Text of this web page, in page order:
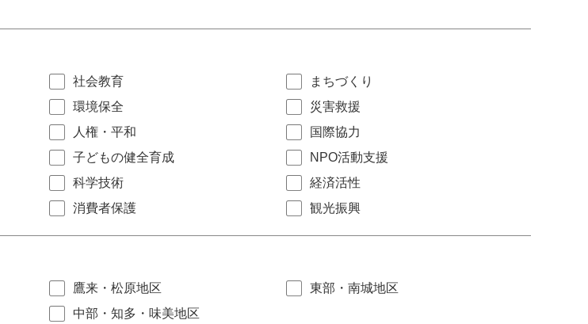
社会教育
まちづくり
環境保全
災害救援
人権・平和
国際協力
子どもの健全育成
NPO活動支援
科学技術
経済活性
消費者保護 観光振興
鷹来・松原地区
東部・南城地区
中部・知多・味美地区